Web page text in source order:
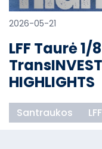
2026-05-21
LFF Taurė 1/
HIGHLIGHTS
Santraukos